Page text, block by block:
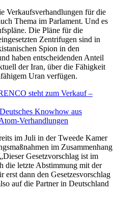
Verkaufsverhandlungen für die
Thema im Parlament. Und es
Die Pläne für die
Zentrifugen sind in
Spion in den
haben entscheidenden Anteil
der Iran, über die Fähigkeit
Uran verfügen.
steht zum Verkauf –
Knowhow aus
Verhandlungen
im Juli in der Tweede Kamer
im Zusammenhang
Gesetzvorschlag ist im
die letzte Abstimmung mit der
dann den Gesetzesvorschlag
auf die Partner in Deutschland